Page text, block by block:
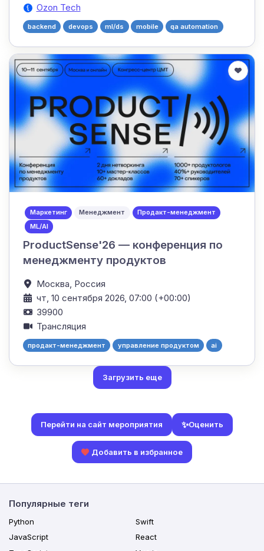
Ozon Tech
backend devops ml/ds mobile qa automation
Маркетинг Менеджмент
Продакт-менеджмент
ML/AI
ProductSense'26 — конференция по
менеджменту продуктов
Москва, Россия
чт, 10 сентября 2026, 07:00 (+00:00)
39900
Трансляция
продакт-менеджмент управление продуктом ai
Загрузить еще
Перейти на сайт мероприятия ✨Оценить
Добавить в избранное
Популярные теги
Python
JavaScript
Swift
React